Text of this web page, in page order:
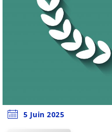
5 Juin 2025